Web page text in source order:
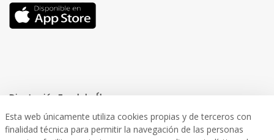
Diputación Foral de Álava
Esta web únicamente utiliza cookies propias y de terceros con
finalidad técnica para permitir la navegación de las personas